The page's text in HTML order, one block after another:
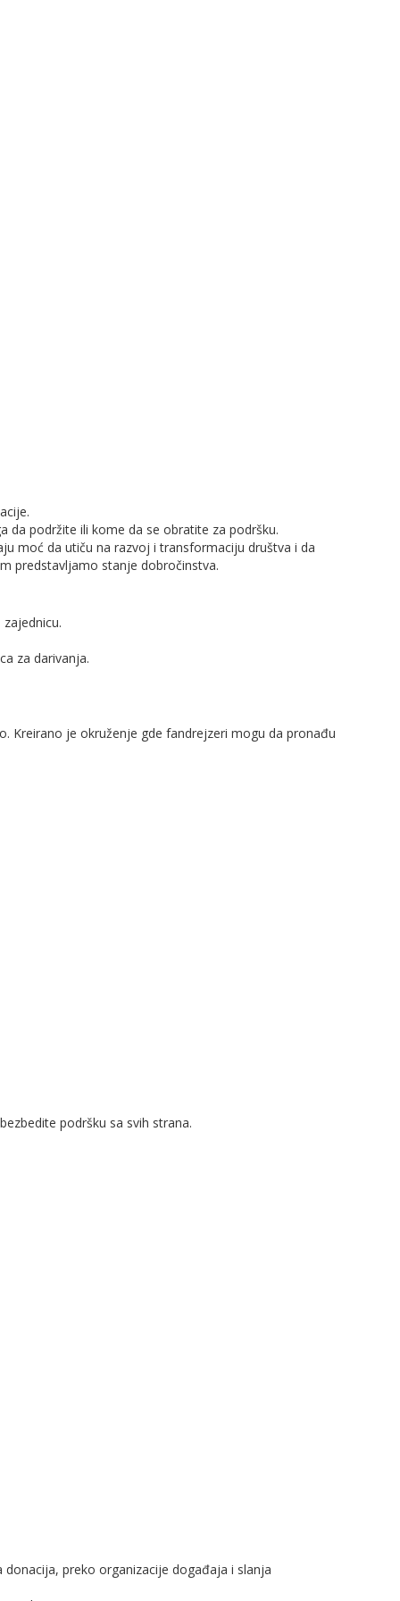
da podržite ili kome da se obratite za podršku.
moć da utiču na razvoj i transformaciju društva i da
predstavljamo stanje dobročinstva.
za darivanja.
Kreirano je okruženje gde fandrejzeri mogu da pronađu
podršku sa svih strana.
preko organizacije događaja i slanja